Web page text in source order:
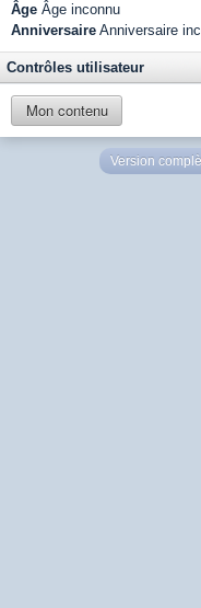
Âge Âge inconnu
Anniversaire Anniversaire
Contrôles utilisateur
Mon contenu
Version